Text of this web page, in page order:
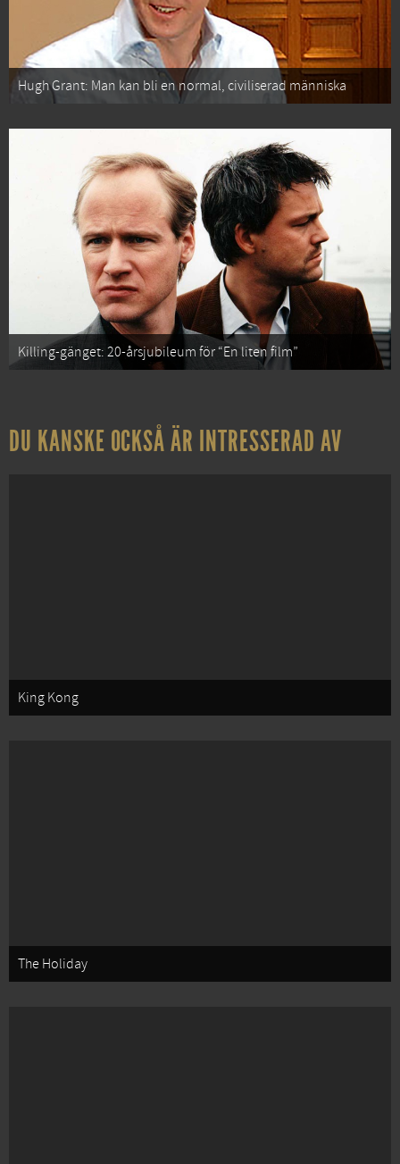
Hugh Grant: Man kan bli en normal, civiliserad människa
Killing-gänget: 20-årsjubileum för “En liten film”
DU KANSKE OCKSÅ ÄR INTRESSERAD AV
King Kong
The Holiday